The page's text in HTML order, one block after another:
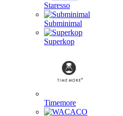
Staresso
Subminimal
Superkop
Timemore